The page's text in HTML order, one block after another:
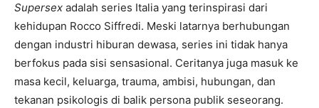
Supersex adalah series Italia yang terinspirasi dari
kehidupan Rocco Siffredi. Meski latarnya berhubungan
dengan industri hiburan dewasa, series ini tidak hanya
berfokus pada sisi sensasional. Ceritanya juga masuk ke
masa kecil, keluarga, trauma, ambisi, hubungan, dan
tekanan psikologis di balik persona publik seseorang.